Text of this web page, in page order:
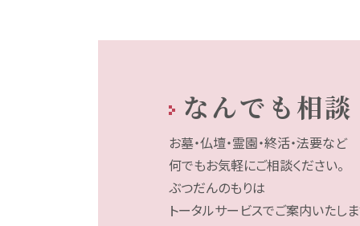
なんでも相談
お墓・仏壇・霊園・終活・法要など
何でもお気軽にご相談ください。
ぶつだんのもりは
トータルサービスでご案内いたしま